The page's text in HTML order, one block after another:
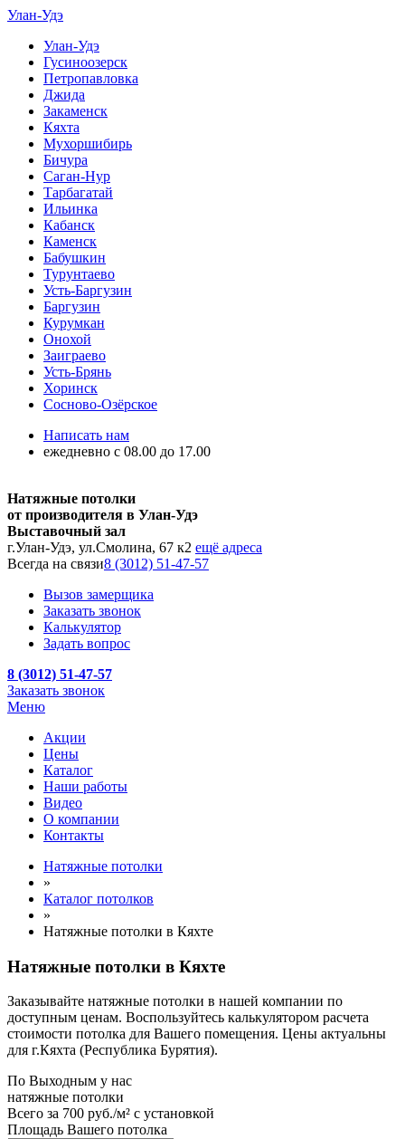
Улан-Удэ
Улан-Удэ
Гусиноозерск
Петропавловка
Джида
Закаменск
Кяхта
Мухоршибирь
Бичура
Саган-Нур
Тарбагатай
Ильинка
Кабанск
Каменск
Бабушкин
Турунтаево
Усть-Баргузин
Баргузин
Курумкан
Онохой
Заиграево
Усть-Брянь
Хоринск
Сосново-Озёрское
Написать нам
ежедневно с 08.00 до 17.00
Натяжные потолки
от производителя в Улан-Удэ
Выставочный зал
г.Улан-Удэ, ул.Смолина, 67 к2 ещё адреса
Всегда на связи8 (3012) 51-47-57
Вызов замерщика
Заказать звонок
Калькулятор
Задать вопрос
8 (3012) 51-47-57
Заказать звонок
Меню
Акции
Цены
Каталог
Наши работы
Видео
О компании
Контакты
Натяжные потолки
»
Каталог потолков
»
Натяжные потолки в Кяхте
Натяжные потолки в Кяхте
Заказывайте натяжные потолки в нашей компании по
доступным ценам. Воспользуйтесь калькулятором расчета
стоимости потолка для Вашего помещения. Цены актуальны
для г.Кяхта (Республика Бурятия).
По Выходным у нас
натяжные потолки
Всего за 700 руб./м² с установкой
Площадь Вашего потолка